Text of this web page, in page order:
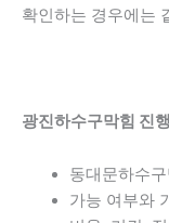
확인하는 경우에는
광진하수구막힘 진
동대문하수
가능 여부와